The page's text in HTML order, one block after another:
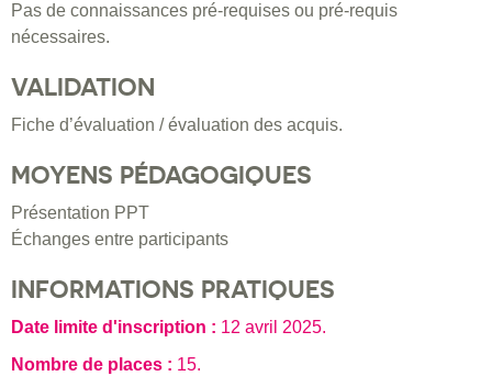
Pas de connaissances pré-requises ou pré-requis
nécessaires.
VALIDATION
Fiche d’évaluation / évaluation des acquis.
MOYENS PÉDAGOGIQUES
Présentation PPT
Échanges entre participants
INFORMATIONS PRATIQUES
Date limite d'inscription : 12 avril 2025.
Nombre de places : 15.